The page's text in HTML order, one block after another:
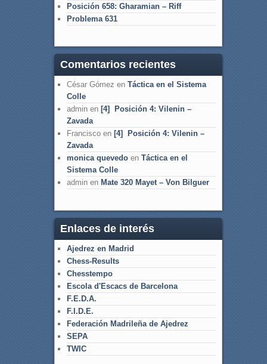
Posición 658: Gharamian – Riff
Problema 631
Comentarios recientes
César Gómez en Táctica en el Sistema
Colle
adminen [4] Posición 4: Vilenin –
Zavada
Franciscoen [4] Posición 4: Vilenin –
Zavada
monica quevedoen Táctica en el
Sistema Colle
adminen Mate 320 Mayet – Von Bilguer
Enlaces de interés
Ajedrez en Madrid
Chess-Results
Chesstempo
Escola d'Escacs de Barcelona
F.E.D.A.
F.I.D.E.
Federación Madrileña de Ajedrez
SEPA
TWIC